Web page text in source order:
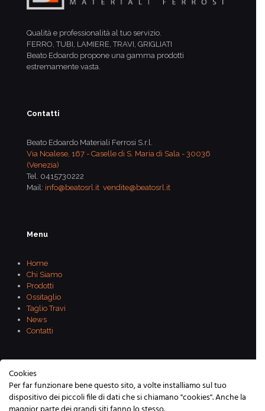
Qualità e professionalità al tuo servizio.
FERRO, TUBI, LAMIERE, TRAVI, GRIGLIATI
Beato Edoardo propone una gamma prodotti
estremamente vasta.
Contatti
Beato Edoardo Materiali Ferrosi S.r.l.
Via Noalese, 167 - Caselle di S. Maria di Sala - 30036
(Venezia)
Tel. 0415730222
Mail: info@beatosrl.it vendite@beatosrl.it
Menu
Home
Chi Siamo
Prodotti
Ossitaglio
Taglio Travi
News
Contatti
Cookies
Per far funzionare bene questo sito, a volte installiamo sul tuo
dispositivo dei piccoli file di dati che si chiamano "cookies". Anche la